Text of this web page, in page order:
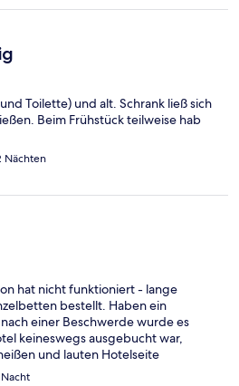
Toilette) und alt. Schrank ließ sich
Beim Frühstück teilweise hab
Nächten
hat nicht funktioniert - lange
bestellt. Haben ein
einer Beschwerde wurde es
keineswegs ausgebucht war,
und lauten Hotelseite
ist nicht verständlich.